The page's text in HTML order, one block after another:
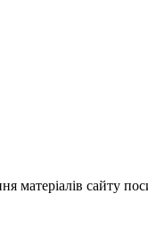
матеріалів сайту